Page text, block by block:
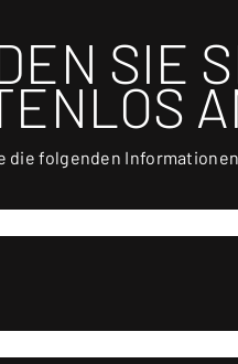
SIE
die folgenden